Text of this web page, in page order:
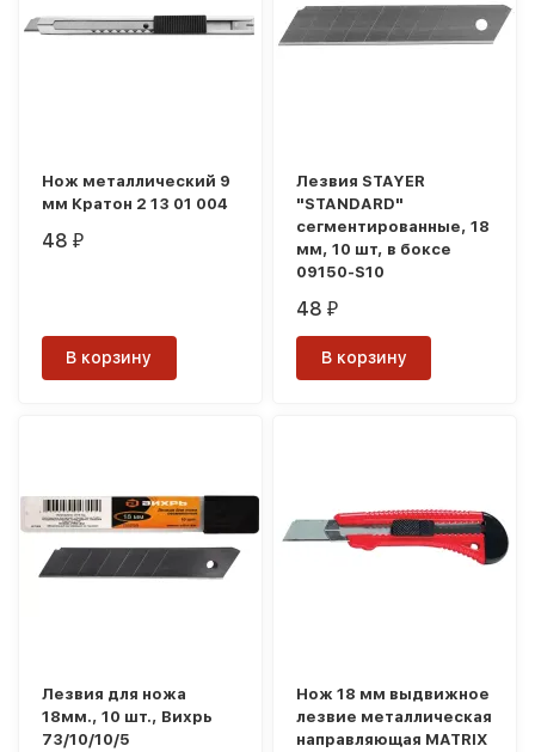
Нож металлический 9
мм Кратон 2 13 01 004
48₽
В корзину
Лезвия STAYER
"STANDARD"
сегментированные, 18
мм, 10 шт, в боксе
09150-S10
48₽
В корзину
Лезвия для ножа
18мм., 10 шт., Вихрь
73/10/10/5
Нож 18 мм выдвижное
лезвие металлическая
направляющая MATRIX